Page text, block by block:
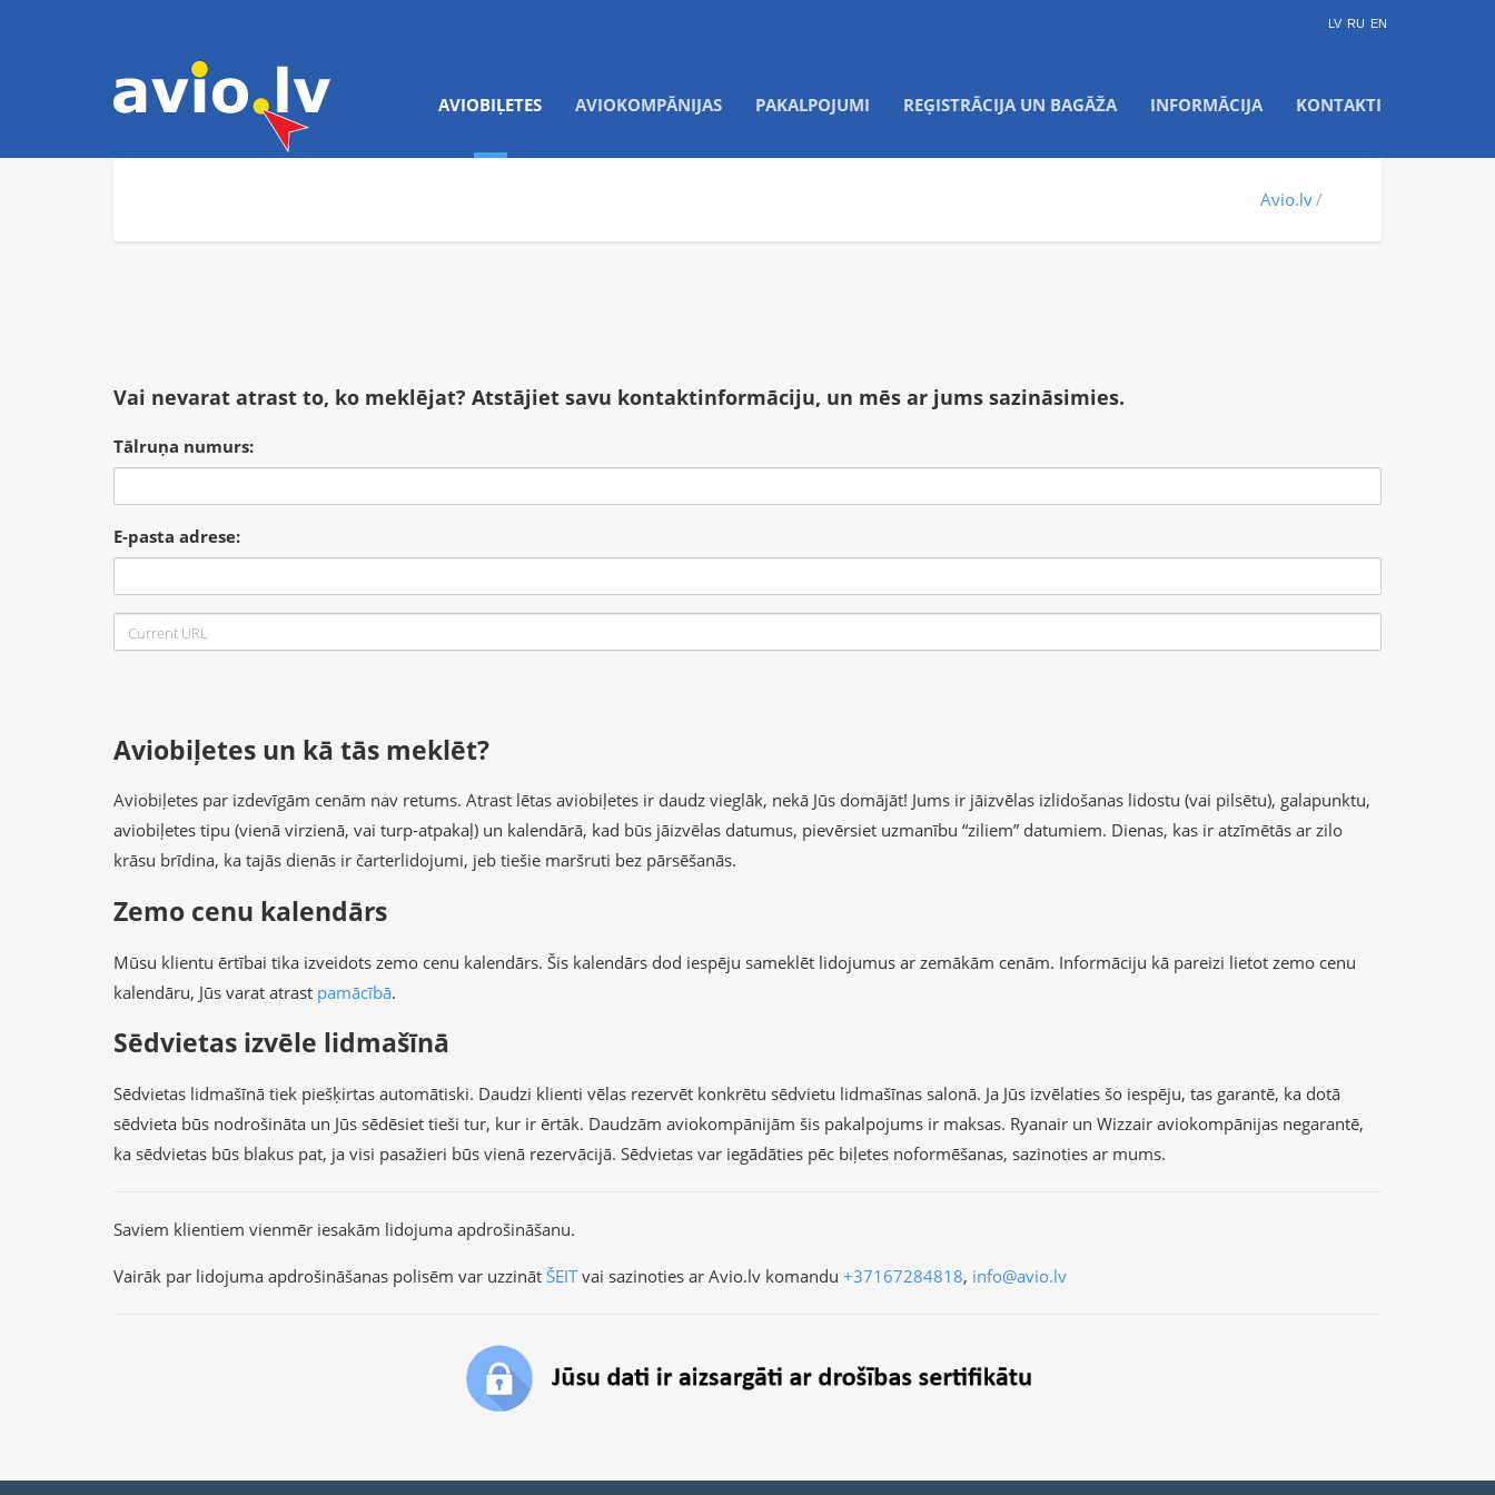
LV RU EN
AVIOBIĻETES AVIOKOMPĀNIJAS PAKALPOJUMI REĢISTRĀCIJA UN BAGĀŽA INFORMĀCIJA KONTAKTI
Avio.lv
Vai nevarat atrast to, ko meklējat? Atstājiet savu kontaktinformāciju, un mēs ar jums sazināsimies.
Tālruņa numurs:
E-pasta adrese:
Aviobiļetes un kā tās meklēt?
Aviobiļetes par izdevīgām cenām nav retums. Atrast lētas aviobiļetes ir daudz vieglāk, nekā Jūs domājāt! Jums ir jāizvēlas izlidošanas lidostu (vai pilsētu), galapunktu,
aviobiļetes tipu (vienā virzienā, vai turp-atpakaļ) un kalendārā, kad būs jāizvēlas datumus, pievērsiet uzmanību “ziliem” datumiem. Dienas, kas ir atzīmētās ar zilo
krāsu brīdina, ka tajās dienās ir čarterlidojumi, jeb tiešie maršruti bez pārsēšanās.
Zemo cenu kalendārs
Mūsu klientu ērtībai tika izveidots zemo cenu kalendārs. Šis kalendārs dod iespēju sameklēt lidojumus ar zemākām cenām. Informāciju kā pareizi lietot zemo cenu
kalendāru, Jūs varat atrast pamācībā.
Sēdvietas izvēle lidmašīnā
Sēdvietas lidmašīnā tiek piešķirtas automātiski. Daudzi klienti vēlas rezervēt konkrētu sēdvietu lidmašīnas salonā. Ja Jūs izvēlaties šo iespēju, tas garantē, ka dotā
sēdvieta būs nodrošināta un Jūs sēdēsiet tieši tur, kur ir ērtāk. Daudzām aviokompānijām šis pakalpojums ir maksas. Ryanair un Wizzair aviokompānijas negarantē,
ka sēdvietas būs blakus pat, ja visi pasažieri būs vienā rezervācijā. Sēdvietas var iegādāties pēc biļetes noformēšanas, sazinoties ar mums.
Saviem klientiem vienmēr iesakām lidojuma apdrošināšanu.
Vairāk par lidojuma apdrošināšanas polisēm var uzzināt ŠEITvai sazinoties ar Avio.lv komandu +37167284818, info@avio.lv